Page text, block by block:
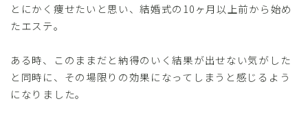
とにかく痩せたいと思い、結婚式の10ヶ月以上前から始め
たエステ。
ある時、このままだと納得のいく結果が出せない気がした
と同時に、その場限りの効果になってしまうと感じるよう
になりました。